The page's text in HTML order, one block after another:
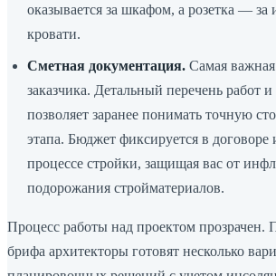
оказывается за шкафом, а розетка — за
кровати.
Сметная документация. Самая важная
заказчика. Детальный перечень работ
позволяет заранее понимать точную
этапа. Бюджет фиксируется в договоре
процессе стройки, защищая вас от
подорожания стройматериалов.
Процесс работы над проектом прозрачен.
брифа архитекторы готовят несколько